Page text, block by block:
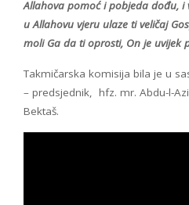
Allahova pomoć i pobjeda dođu,
u Allahovu vjeru ulaze ti veličaj
moli Ga da ti oprosti, On je uvijek
Takmičarska komisija bila je u
– predsjednik, hfz. mr. Abdu-l-
Bektaš.